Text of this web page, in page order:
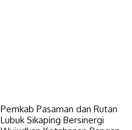
Pemkab Pasaman dan Rutan
Lubuk Sikaping Bersinergi